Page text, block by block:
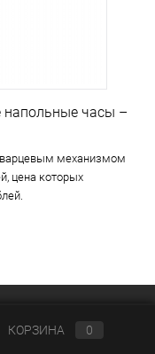
напольные часы –
механизмом
цена которых
КОРЗИНА 0